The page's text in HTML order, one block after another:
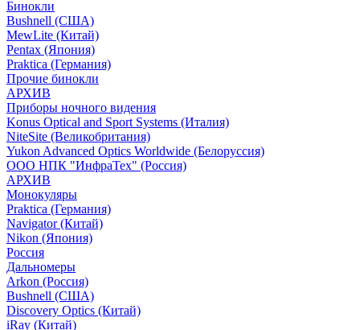
Бинокли
Bushnell (США)
MewLite (Китай)
Pentax (Япония)
Praktica (Германия)
Прочие бинокли
АРХИВ
Приборы ночного видения
Konus Optical and Sport Systems (Италия)
NiteSite (Великобритания)
Yukon Advanced Optics Worldwide (Белоруссия)
ООО НПК "ИнфраТех" (Россия)
АРХИВ
Монокуляры
Praktica (Германия)
Navigator (Китай)
Nikon (Япония)
Россия
Дальномеры
Arkon (Россия)
Bushnell (США)
Discovery Optics (Китай)
iRay (Китай)